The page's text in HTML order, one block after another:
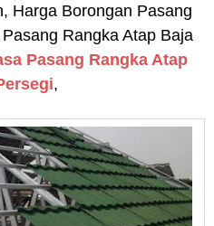
Harga Borongan Pasang
Rangka Atap Baja
Pasang Rangka Atap
,